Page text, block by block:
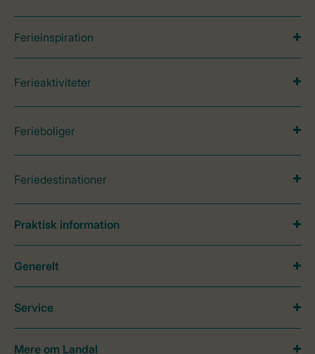
Ferieinspiration
Ferieaktiviteter
Ferieboliger
Feriedestinationer
Praktisk information
Generelt
Service
Mere om Landal